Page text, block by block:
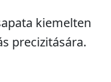
kiemelten
precizitására.